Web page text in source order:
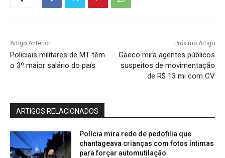
Artigo Anterior
Policiais militares de MT têm
o 3º maior salário do país
Próximo Artigo
Gaeco mira agentes públicos
suspeitos de movimentação
de R$ 13 mi com CV
ARTIGOS RELACIONADOS
Polícia mira rede de pedofilia que
chantageava crianças com fotos íntimas
para forçar automutilação